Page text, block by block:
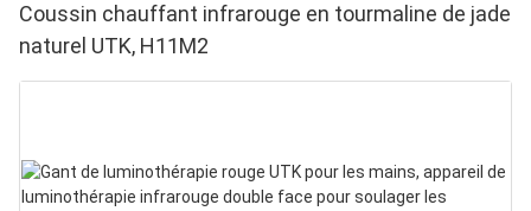
Coussin chauffant infrarouge en tourmaline de jade
naturel UTK, H11M2